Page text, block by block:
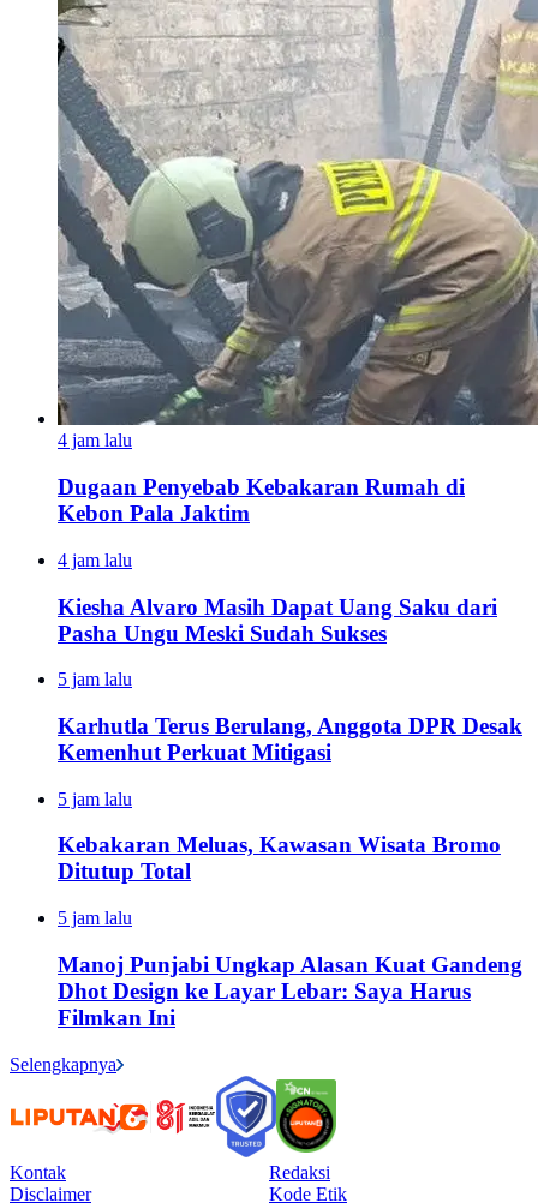
4 jam lalu
Dugaan Penyebab Kebakaran Rumah di
Kebon Pala Jaktim
4 jam lalu
Kiesha Alvaro Masih Dapat Uang Saku dari
Pasha Ungu Meski Sudah Sukses
5 jam lalu
Karhutla Terus Berulang, Anggota DPR Desak
Kemenhut Perkuat Mitigasi
5 jam lalu
Kebakaran Meluas, Kawasan Wisata Bromo
Ditutup Total
5 jam lalu
Manoj Punjabi Ungkap Alasan Kuat Gandeng
Dhot Design ke Layar Lebar: Saya Harus
Filmkan Ini
Selengkapnya
Kontak
Redaksi
Disclaimer
Kode Etik